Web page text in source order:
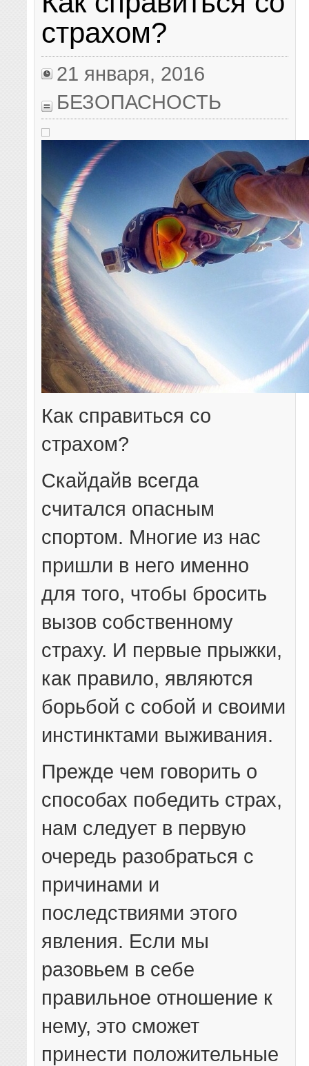
страхом?
21 января, 2016
БЕЗОПАСНОСТЬ
Как справиться со
страхом?
Скайдайв всегда
считался опасным
спортом. Многие из нас
пришли в него именно
для того, чтобы бросить
вызов собственному
страху. И первые прыжки,
как правило, являются
борьбой с собой и своими
инстинктами выживания.
Прежде чем говорить о
способах победить страх,
нам следует в первую
очередь разобраться с
причинами и
последствиями этого
явления. Если мы
разовьем в себе
правильное отношение к
нему, это сможет
принести положительные